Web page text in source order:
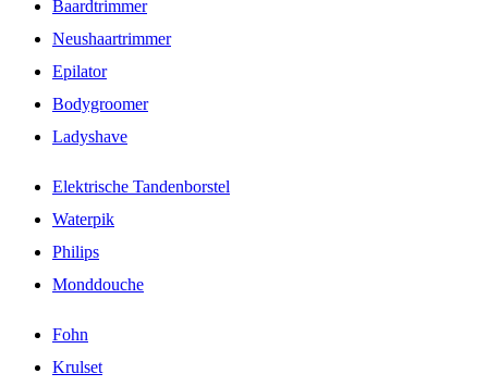
Baardtrimmer
Neushaartrimmer
Epilator
Bodygroomer
Ladyshave
Elektrische Tandenborstel
Waterpik
Philips
Monddouche
Fohn
Krulset